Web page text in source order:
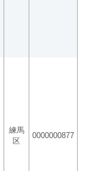
練馬
区
0000000877